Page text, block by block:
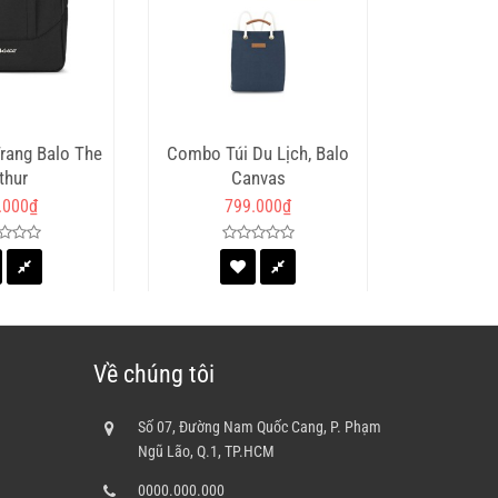
Balo The
₫
Combo Túi Du Lịch, Balo
Canvas
799.000₫
Về chúng tôi
Số 07, Đường Nam Quốc Cang, P. Phạm
Ngũ Lão, Q.1, TP.HCM
0000.000.000